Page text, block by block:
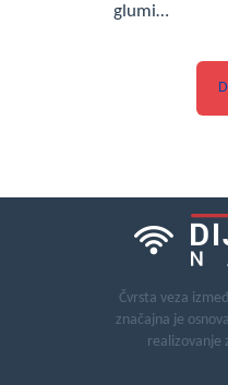
glumi…
Čvrsta veza
značajna je
realizovanje